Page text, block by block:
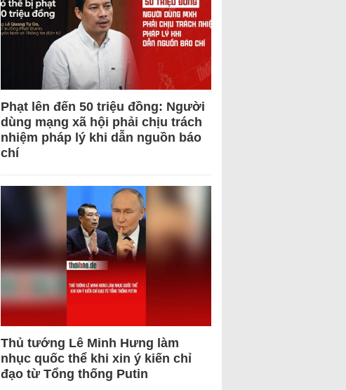
Phạt lên đến 50 triệu đồng: Người
dùng mạng xã hội phải chịu trách
nhiệm pháp lý khi dẫn nguồn báo
chí
Thủ tướng Lê Minh Hưng làm
nhục quốc thể khi xin ý kiến chỉ
đạo từ Tổng thống Putin